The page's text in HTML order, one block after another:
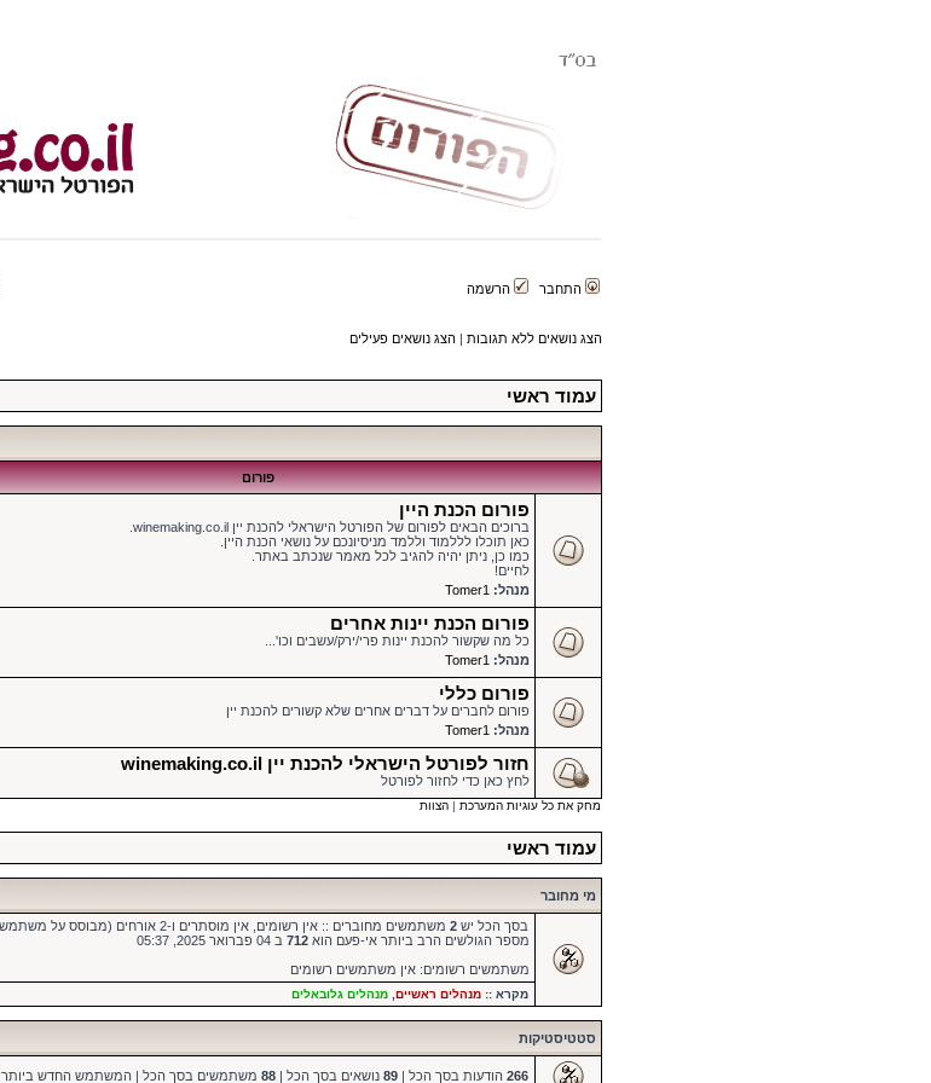
התחבר הרשמה
הצג נושאים ללא תגובות | הצג נושאים פעילים
עמוד ראשי
פורום
פורום הכנת היין
ברוכים הבאים לפורום של הפורטל הישראלי להכנת יין winemaking.co.il.
כאן תוכלו לללמוד וללמד מניסיונכם על נושאי הכנת היין.
כמו כן, ניתן יהיה להגיב לכל מאמר שנכתב באתר.
לחיים!
מנהל: Tomer1
פורום הכנת יינות אחרים
כל מה שקשור להכנת יינות פרי/ירק/עשבים וכו'...
מנהל: Tomer1
פורום כללי
פורום לחברים על דברים אחרים שלא קשורים להכנת יין
מנהל: Tomer1
חזור לפורטל הישראלי להכנת יין winemaking.co.il
לחץ כאן כדי לחזור לפורטל
מחק את כל עוגיות המערכת | הצוות
עמוד ראשי
מי מחובר
בסך הכל יש 2 משתמשים מחוברים :: אין רשומים, אין מוסתרים ו-2 אורחים (מבוסס על משתמשים פעילים ב-5 הדקות האחרונות)
מספר הגולשים הרב ביותר אי-פעם הוא 712 ב 04 פברואר 2025, 05:37
משתמשים רשומים: אין משתמשים רשומים
מקרא :: מנהלים ראשיים מנהלים גלובאלים
סטטיסטיקות
266 הודעות בסך הכל | 89 נושאים בסך הכל | 88 משתמשים בסך הכל | המשתמש החדש ביותר